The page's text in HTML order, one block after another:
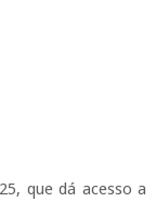
que dá acesso a